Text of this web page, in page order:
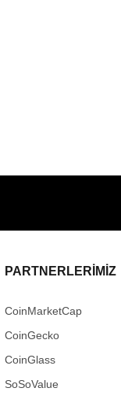
PARTNERLERIMIZ
CoinMarketCap
CoinGecko
CoinGlass
SoSoValue